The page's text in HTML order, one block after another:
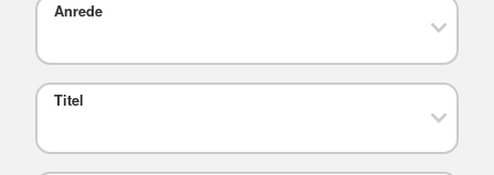
Anrede
Titel